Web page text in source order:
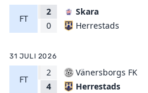
FT
2
0
Skara
Herrestads
31 JULI 2026
FT
2
4
Vänersborgs FK
Herrestads